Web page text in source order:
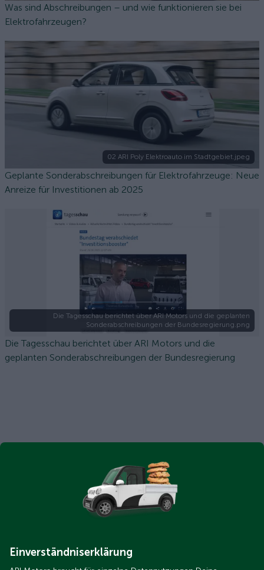
Was sind Abschreibungen – und wie funktionieren sie bei
Elektrofahrzeugen?
02 ARI Poly Elektroauto im Stadtgebiet.jpeg
Geplante Sonderabschreibungen für Elektrofahrzeuge: Neue
Anreize für Investitionen ab 2025
Die Tagesschau berichtet über ARI Motors und die geplanten
Sonderabschreibungen der Bundesregierung.png
Die Tagesschau berichtet über ARI Motors und die
geplanten Sonderabschreibungen der Bundesregierung
Einverständniserklärung